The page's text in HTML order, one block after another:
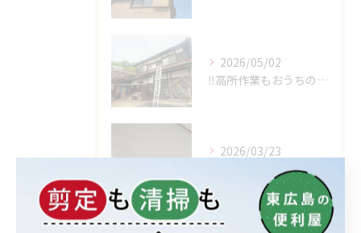
2026/05/02
‼高所作業もおうちの御用聞き家工房八本松へお任せください‼
2026/03/23